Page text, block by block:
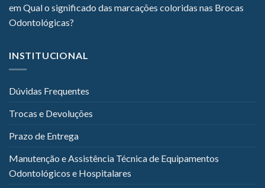
emQual o significado das marcações coloridas nas Brocas
Odontológicas?
INSTITUCIONAL
Dúvidas Frequentes
Trocas e Devoluções
Prazo de Entrega
Manutenção e Assistência Técnica de Equipamentos
Odontológicos e Hospitalares